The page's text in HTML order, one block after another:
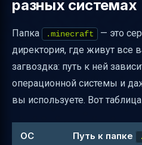
Практические советы
файлами в .minecraft
Таблица с
Заключение
Полезные ссылки
разных системах
Папка .minecraft
— это
директория, где живут
загвоздка: путь к ней
операционной системы и
вы используете. Вот
ОС Путь к папке